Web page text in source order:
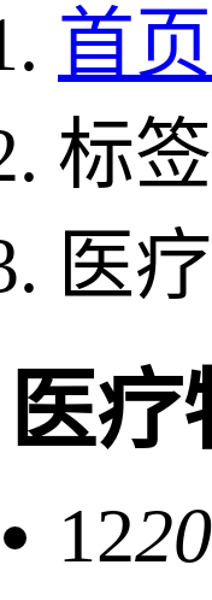
首页
标签
医
医
12